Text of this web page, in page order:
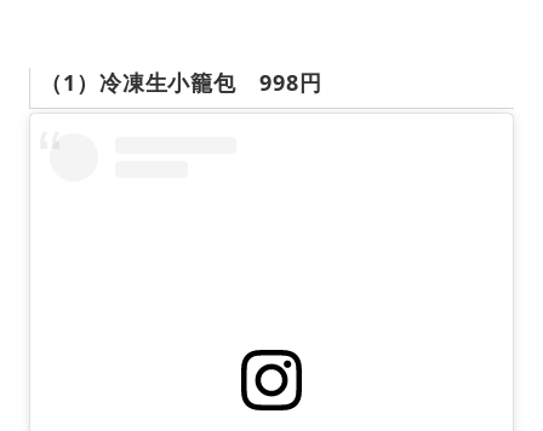
（1）冷凍生小籠包 998円